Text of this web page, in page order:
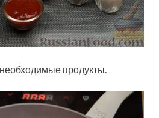
продукты.